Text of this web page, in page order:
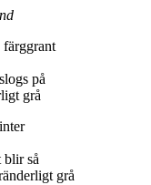
färggrant
på
grå
blir så
grå